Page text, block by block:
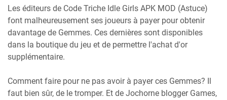
Les éditeurs de Code Triche Idle Girls APK MOD (Astuce)
font malheureusement ses joueurs à payer pour obtenir
davantage de Gemmes. Ces dernières sont disponibles
dans la boutique du jeu et de permettre l'achat d'or
supplémentaire.
Comment faire pour ne pas avoir à payer ces Gemmes? Il
faut bien sûr, de le tromper. Et de Jochorne blogger Games,